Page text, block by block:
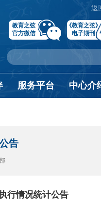
返
教育之弦
官方微信
《教育之弦》
电子期刊
服务平台 中心介
告
行情况统计公告